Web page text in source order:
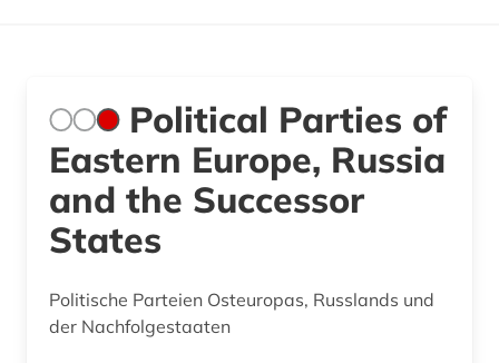
Political Parties of
Eastern Europe, Russia
and the Successor
States
Politische Parteien Osteuropas, Russlands und
der Nachfolgestaaten